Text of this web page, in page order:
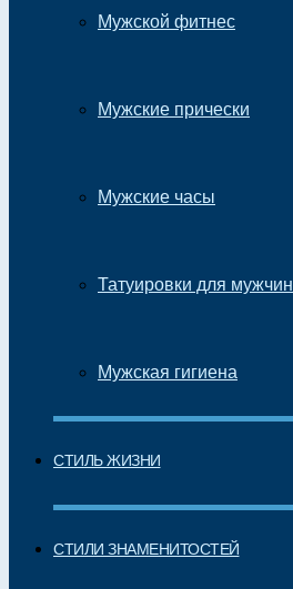
Мужской фитнес
Мужские прически
Мужские часы
Татуировки для мужчин
Мужская гигиена
СТИЛЬ ЖИЗНИ
СТИЛИ ЗНАМЕНИТОСТЕЙ